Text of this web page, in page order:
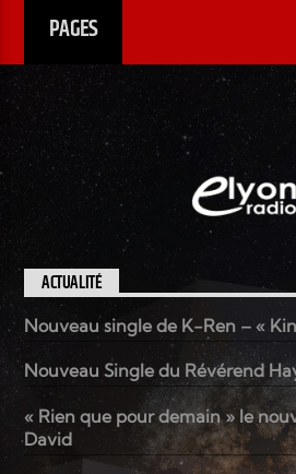
Radio Elyon
Elyon Rhema
Elyon Hits
Elyon Live
Elyon Kids
PAGES
ACTUALITÉ
Nouveau single de K-Ren – «
Nouveau Single du Révérend
« Rien que pour demain » le
David